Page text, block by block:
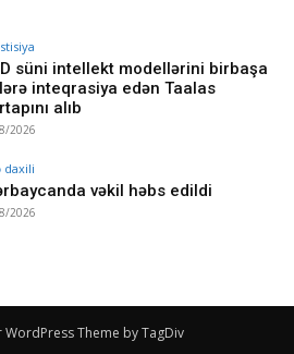
süni intellekt modellərini birbaşa
inteqrasiya edən Taalas
alıb
2026
daxili
vəkil həbs edildi
2026
Theme by TagDiv